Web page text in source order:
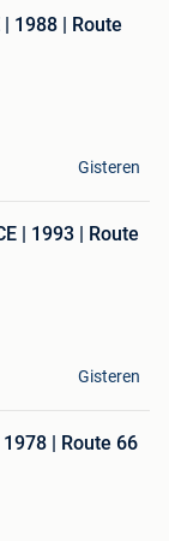
1988 | Route
Gisteren
| 1993 | Route
Gisteren
| Route 66